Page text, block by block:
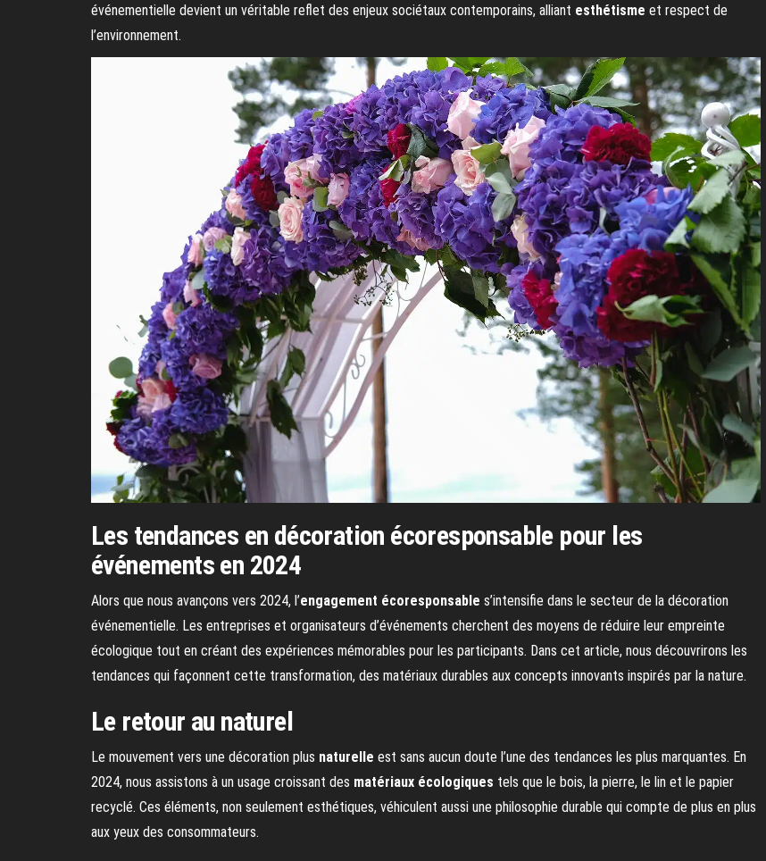
événementielle devient un véritable reflet des enjeux sociétaux contemporains, alliant esthétisme et respect de
l’environnement.
Les tendances en décoration écoresponsable pour les
événements en 2024
Alors que nous avançons vers 2024, l’engagement écoresponsable s’intensifie dans le secteur de la décoration
événementielle. Les entreprises et organisateurs d’événements cherchent des moyens de réduire leur empreinte
écologique tout en créant des expériences mémorables pour les participants. Dans cet article, nous découvrirons les
tendances qui façonnent cette transformation, des matériaux durables aux concepts innovants inspirés par la nature.
Le retour au naturel
Le mouvement vers une décoration plus naturelle est sans aucun doute l’une des tendances les plus marquantes. En
2024, nous assistons à un usage croissant des matériaux écologiques tels que le bois, la pierre, le lin et le papier
recyclé. Ces éléments, non seulement esthétiques, véhiculent aussi une philosophie durable qui compte de plus en plus
aux yeux des consommateurs.